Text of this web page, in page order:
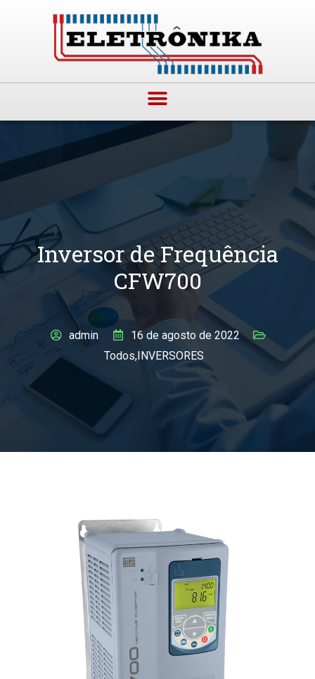
Inversor de Frequência
CFW700
admin
16 de agosto de 2022
Todos,INVERSORES